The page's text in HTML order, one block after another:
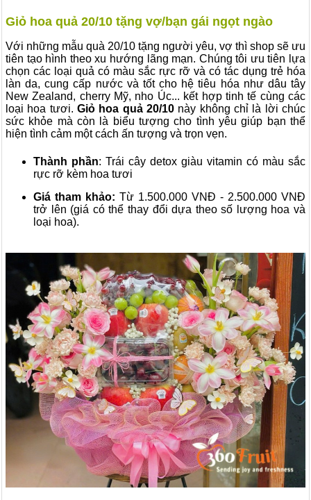
Giỏ hoa quả 20/10 tặng vợ/bạn gái ngọt ngào
Với những mẫu quà 20/10 tặng người yêu, vợ thì shop sẽ ưu
tiên tạo hình theo xu hướng lãng mạn. Chúng tôi ưu tiên lựa
chọn các loại quả có màu sắc rực rỡ và có tác dụng trẻ hóa
làn da, cung cấp nước và tốt cho hệ tiêu hóa như dâu tây
New Zealand, cherry Mỹ, nho Úc... kết hợp tinh tế cùng các
loại hoa tươi. Giỏ hoa quả 20/10 này không chỉ là lời chúc
sức khỏe mà còn là biểu tượng cho tình yêu giúp bạn thể
hiện tình cảm một cách ấn tượng và trọn vẹn.
Thành phần: Trái cây detox giàu vitamin có màu sắc
rực rỡ kèm hoa tươi
Giá tham khảo: Từ 1.500.000 VNĐ - 2.500.000 VNĐ
trở lên (giá có thể thay đổi dựa theo số lượng hoa và
loại hoa).